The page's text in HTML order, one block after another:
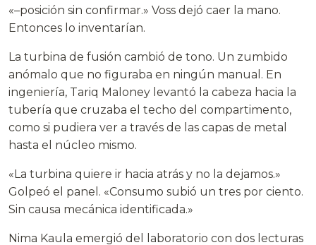
«–posición sin confirmar.» Voss dejó caer la mano.
Entonces lo inventarían.
La turbina de fusión cambió de tono. Un zumbido
anómalo que no figuraba en ningún manual. En
ingeniería, Tariq Maloney levantó la cabeza hacia la
tubería que cruzaba el techo del compartimento,
como si pudiera ver a través de las capas de metal
hasta el núcleo mismo.
«La turbina quiere ir hacia atrás y no la dejamos.»
Golpeó el panel. «Consumo subió un tres por ciento.
Sin causa mecánica identificada.»
Nima Kaula emergió del laboratorio con dos lecturas